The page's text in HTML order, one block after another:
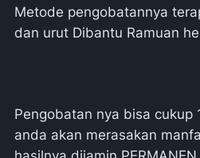
Metode pengobatannya
dan urut Dibantu Ramuan
Pengobatan nya bisa cukup
anda akan merasakan